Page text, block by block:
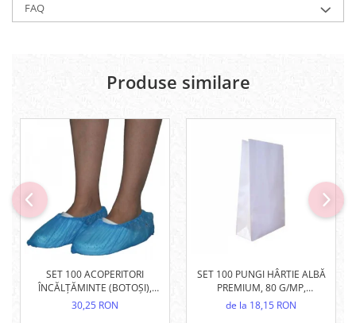
FAQ
Produse similare
SET 100 ACOPERITORI
ÎNCĂLȚĂMINTE (BOTOȘI),
ALBAȘTRI, UNIVERSALI
30,25 RON
SET 100 PUNGI HÂRTIE ALBĂ
PREMIUM, 80 G/MP,
NETIPĂRITE (DIVERSE
DIMENSIUNI)
de la 18,15 RON